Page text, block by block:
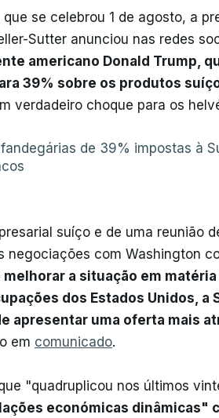
se celebrou 1 de agosto, a
Sutter anunciou nas redes
americano Donald Trump,
39% sobre os produtos
verdadeiro choque para os
de 39% impostas à
suíço e de uma reunião
negociações com Washington
melhorar a situação em
dos Estados Unidos, a
apresentar uma oferta mais
em comunicado.
"quadruplicou nos últimos
económicas dinâmicas"